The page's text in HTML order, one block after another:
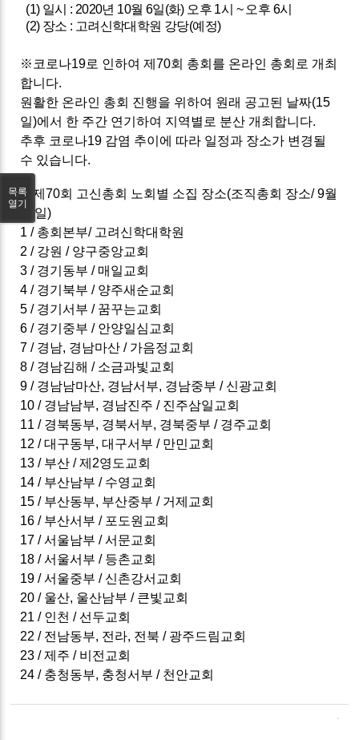
(1) 일시 : 2020년 10월 6일(화) 오후 1시 ~ 오후 6시
(2) 장소 : 고려신학대학원 강당(예정)
※ 코로나19로 인하여 제70회 총회를 온라인 총회로 개최
합니다.
원활한 온라인 총회 진행을 위하여 원래 공고된 날짜(15
일)에서 한 주간 연기하여 지역별로 분산 개최합니다.
추후 코로나19 감염 추이에 따라 일정과 장소가 변경될
수 있습니다.
※
제70회 고신총회 노회별 소집 장소(조직총회 장소/ 9월
22일)
1 / 총회본부/ 고려신학대학원
2 / 강원 / 양구중앙교회
3 / 경기동부 / 매일교회
4 / 경기북부 / 양주새순교회
5 / 경기서부 / 꿈꾸는교회
6 / 경기중부 / 안양일심교회
7 / 경남, 경남마산 / 가음정교회
8 / 경남김해 / 소금과빛교회
9 / 경남남마산, 경남서부, 경남중부 / 신광교회
10 / 경남남부, 경남진주 / 진주삼일교회
11 / 경북동부, 경북서부, 경북중부 / 경주교회
12 / 대구동부, 대구서부 / 만민교회
13 / 부산 / 제2영도교회
14 / 부산남부 / 수영교회
15 / 부산동부, 부산중부 / 거제교회
16 / 부산서부 / 포도원교회
17 / 서울남부 / 서문교회
18 / 서울서부 / 등촌교회
19 / 서울중부 / 신촌강서교회
20 / 울산, 울산남부 / 큰빛교회
21 / 인천 / 선두교회
22 / 전남동부, 전라, 전북 / 광주드림교회
23 / 제주 / 비전교회
24 / 충청동부, 충청서부 / 천안교회
목록
열기